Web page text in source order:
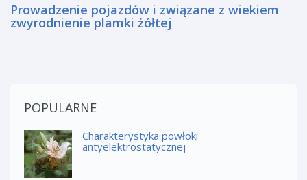
Prowadzenie pojazdów i związane z wiekiem
zwyrodnienie plamki żółtej
POPULARNE
Charakterystyka powłoki
antyelektrostatycznej